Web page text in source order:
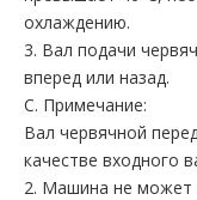
охлаждению.
3. Вал подачи
вперед или назад.
С. Примечание:
Вал червячной
качестве входного
2. Машина не может